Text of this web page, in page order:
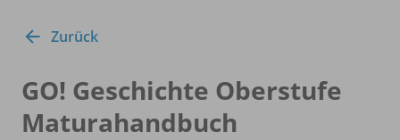
Zurück
GO! Geschichte Oberstufe
Maturahandbuch